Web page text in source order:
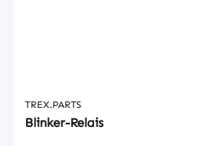
TREX.PARTS
Blinker-Relais